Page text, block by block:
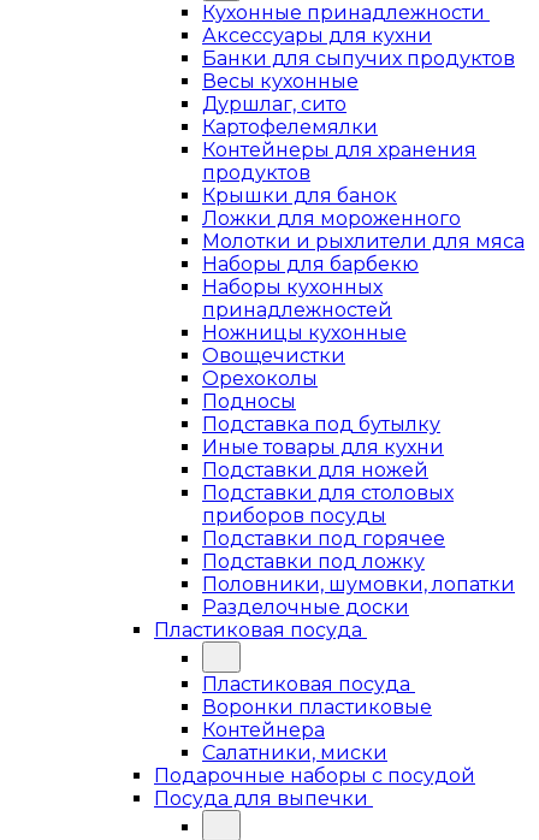
Кухонные принадлежности
Аксессуары для кухни
Банки для сыпучих продуктов
Весы кухонные
Дуршлаг, сито
Картофелемялки
Контейнеры для хранения
продуктов
Крышки для банок
Ложки для мороженного
Молотки и рыхлители для мяса
Наборы для барбекю
Наборы кухонных
принадлежностей
Ножницы кухонные
Овощечистки
Орехоколы
Подносы
Подставка под бутылку
Иные товары для кухни
Подставки для ножей
Подставки для столовых
приборов посуды
Подставки под горячее
Подставки под ложку
Половники, шумовки, лопатки
Разделочные доски
Пластиковая посуда
Пластиковая посуда
Воронки пластиковые
Контейнера
Салатники, миски
Подарочные наборы с посудой
Посуда для выпечки